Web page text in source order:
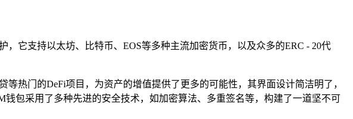
它支持以太坊、比特币、EOS等多种主流加密货币，以及众多的ERC - 20代
热门的DeFi项目，为资产的增值提供了更多的可能性，其界面设计简洁明了，
包采用了多种先进的安全技术，如加密算法、多重签名等，构建了一道坚不可